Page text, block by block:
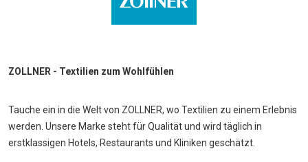
ZOLLNER - Textilien zum Wohlfühlen
Tauche ein in die Welt von ZOLLNER, wo Textilien zu einem Erlebnis
werden. Unsere Marke steht für Qualität und wird täglich in
erstklassigen Hotels, Restaurants und Kliniken geschätzt.